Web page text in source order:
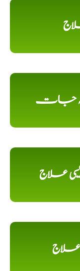
جات
دیسی علاج
علاج